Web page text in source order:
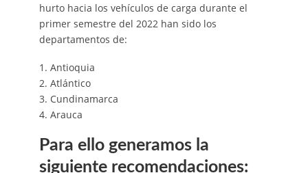
hurto hacia los vehículos de carga durante el
primer semestre del 2022 han sido los
departamentos de:
1. Antioquia
2. Atlántico
3. Cundinamarca
4. Arauca
Para ello generamos la
siguiente recomendaciones: